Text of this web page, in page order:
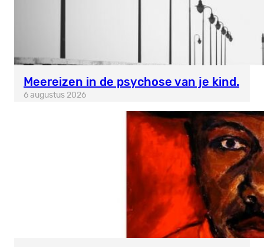
Meereizen in de psychose van je kind.
6 augustus 2026